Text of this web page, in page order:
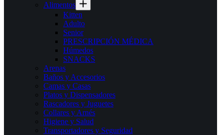
Alimentos
Kitten
Adulto
Senior
PRESCRIPCIÓN MÉDICA
Húmedos
SNACKS
Arenas
Baños y Accesorios
Camas y Casas
Platos y Dispensadores
Rascadores y Juguetes
Collares y Arnés
Higiene y Salud
Transportadores y Seguridad